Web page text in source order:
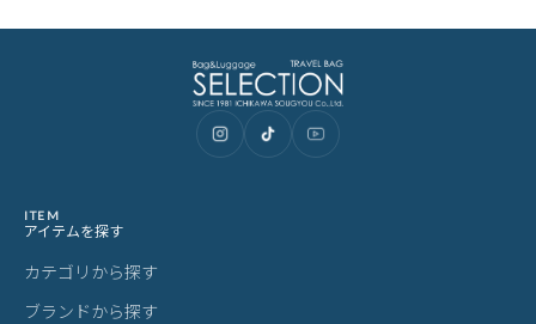
ITEM
アイテムを探す
カテゴリから探す
ブランドから探す